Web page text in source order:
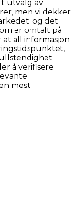
utvalg av
men vi dekker
og det
er omtalt på
all informasjon
å verifisere
mest